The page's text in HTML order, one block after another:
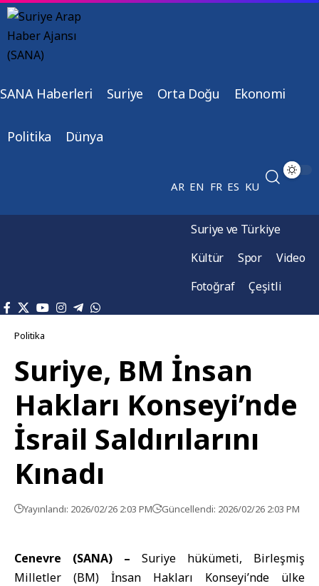
SANA Haberleri Suriye Orta Doğu Ekonomi
Politika Dünya
AR EN FR ES KU
Suriye ve Türkiye
Kültür
Spor
Video
Fotoğraf
Çeşitli
Politika
Suriye, BM İnsan
Hakları Konseyi’nde
İsrail Saldırılarını
Kınadı
Yayınlandı: 2026/02/26 2:03 PM Güncellendi: 2026/02/26 2:03 PM
Cenevre (SANA) – Suriye hükümeti, Birleşmiş
Milletler (BM) İnsan Hakları Konseyi’nde ülke